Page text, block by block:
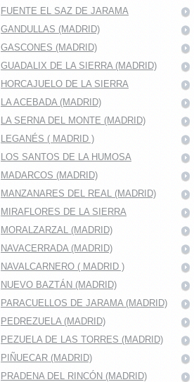
FUENTE EL SAZ DE JARAMA
GANDULLAS (MADRID)
GASCONES (MADRID)
GUADALIX DE LA SIERRA (MADRID)
HORCAJUELO DE LA SIERRA
LA ACEBADA (MADRID)
LA SERNA DEL MONTE (MADRID)
LEGANÉS ( MADRID )
LOS SANTOS DE LA HUMOSA
MADARCOS (MADRID)
MANZANARES DEL REAL (MADRID)
MIRAFLORES DE LA SIERRA
MORALZARZAL (MADRID)
NAVACERRADA (MADRID)
NAVALCARNERO ( MADRID )
NUEVO BAZTÁN (MADRID)
PARACUELLOS DE JARAMA (MADRID)
PEDREZUELA (MADRID)
PEZUELA DE LAS TORRES (MADRID)
PIÑUECAR (MADRID)
PRADENA DEL RINCÓN (MADRID)